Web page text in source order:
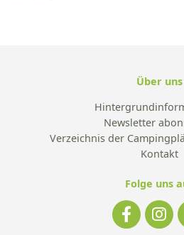
Über uns
Newsletter
Verzeichnis der
Kontakt
Folge uns